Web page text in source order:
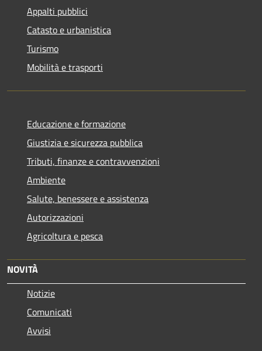
Appalti pubblici
Catasto e urbanistica
Turismo
Mobilità e trasporti
Educazione e formazione
Giustizia e sicurezza pubblica
Tributi, finanze e contravvenzioni
Ambiente
Salute, benessere e assistenza
Autorizzazioni
Agricoltura e pesca
NOVITÀ
Notizie
Comunicati
Avvisi